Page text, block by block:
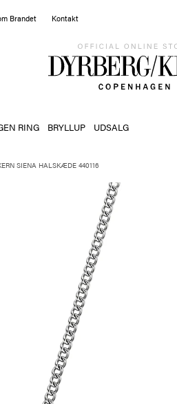
Brandet Kontakt
RING BRYLLUP UDSALG
SIENA HALSKÆDE 440116